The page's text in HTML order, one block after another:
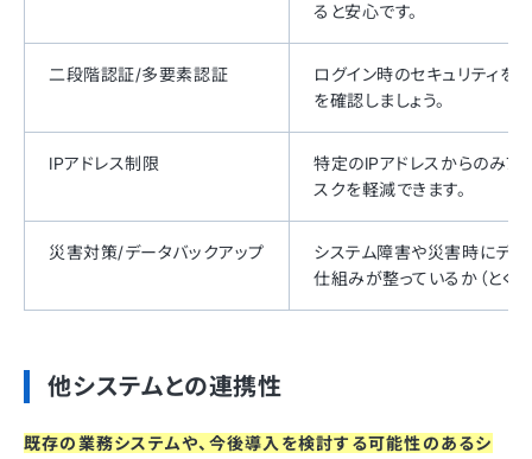
ると安心です。
二段階認証/多要素認証
ログイン時のセキュリティ
を確認しましょう。
IPアドレス制限
特定のIPアドレスからのみア
スクを軽減できます。
災害対策/データバックアップ
システム障害や災害時にデ
仕組みが整っているか（とく
他システムとの連携性
既存の業務システムや、今後導入を検討する可能性のあるシ